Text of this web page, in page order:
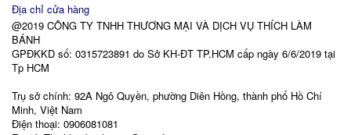
Địa chỉ cửa hàng
@2019 CÔNG TY TNHH THƯƠNG MẠI VÀ DỊCH VỤ THÍCH LÀM
BÁNH
GPĐKKD số: 0315723891 do Sở KH-ĐT TP.HCM cấp ngày 6/6/2019 tại
Tp HCM
Trụ sở chính: 92A Ngô Quyền, phường Diên Hồng, thành phố Hồ Chí
Minh, Việt Nam
Điện thoại: 0906081081